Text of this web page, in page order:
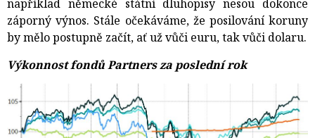
například německé státní dluhopisy nesou dokonce
záporný výnos. Stále očekáváme, že posilování koruny
by mělo postupně začít, ať už vůči euru, tak vůči dolaru.
Výkonnost fondů Partners za poslední rok